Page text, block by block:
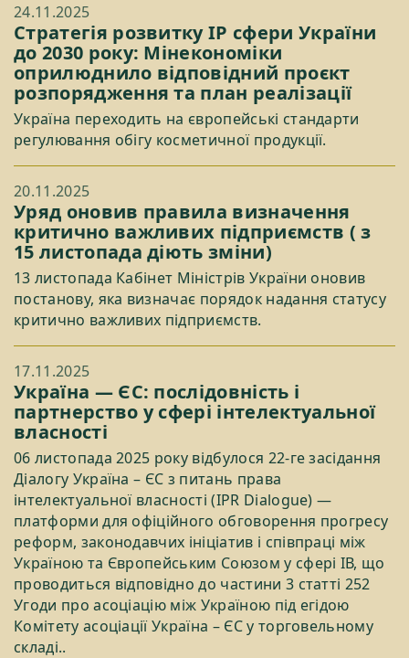
24.11.2025
Стратегія розвитку IP сфери України
до 2030 року: Мінекономіки
оприлюднило відповідний проєкт
розпорядження та план реалізації
Україна переходить на європейські стандарти
регулювання обігу косметичної продукції.
20.11.2025
Уряд оновив правила визначення
критично важливих підприємств ( з
15 листопада діють зміни)
13 листопада Кабінет Міністрів України оновив
постанову, яка визначає порядок надання статусу
критично важливих підприємств.
17.11.2025
Україна — ЄС: послідовність і
партнерство у сфері інтелектуальної
власності
06 листопада 2025 року відбулося 22-ге засідання
Діалогу Україна – ЄС з питань права
інтелектуальної власності (IPR Dialogue) —
платформи для офіційного обговорення прогресу
реформ, законодавчих ініціатив і співпраці між
Україною та Європейським Союзом у сфері ІВ, що
проводиться відповідно до частини 3 статті 252
Угоди про асоціацію між Україною під егідою
Комітету асоціації Україна – ЄС у торговельному
складі..